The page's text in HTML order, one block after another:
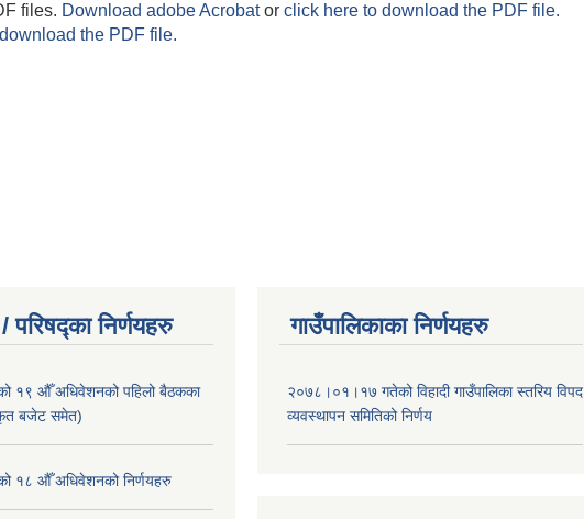
files. Download adobe Acrobator click here to download the PDF file.
the PDF file.
परिषद्का निर्णयहरु
१९ औँ अधिवेशनको पहिलो बैठकका
बजेट समेत)
१८ औँ अधिवेशनको निर्णयहरु
गाउँपालिकाका निर्णयहरु
२०७८।०१।१७ गतेको विहादी गाउँपालिका स्तरिय विपद
व्यवस्थापन समितिको निर्णय